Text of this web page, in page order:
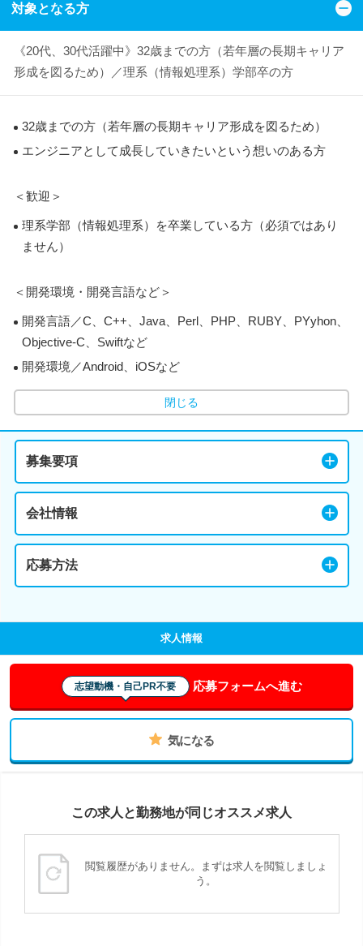
対象となる方
《20代、30代活躍中》32歳までの方（若年層の長期キャリア
形成を図るため）／理系（情報処理系）学部卒の方
32歳までの方（若年層の長期キャリア形成を図るため）
エンジニアとして成長していきたいという想いのある方
＜歓迎＞
理系学部（情報処理系）を卒業している方（必須ではあり
ません）
＜開発環境・開発言語など＞
開発言語／C、C++、Java、Perl、PHP、RUBY、PYyhon、
Objective-C、Swiftなど
開発環境／Android、iOSなど
閉じる
募集要項
会社情報
応募方法
求人情報
志望動機・自己PR不要 応募フォームへ進む
気になる
この求人と勤務地が同じオススメ求人
閲覧履歴がありません。まずは求人を閲覧しましょ
う。